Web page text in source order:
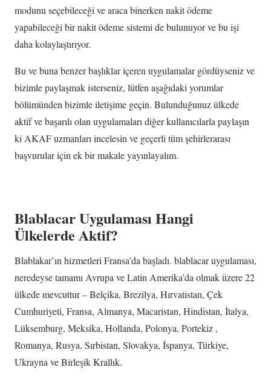
modunu seçebileceği ve araca binerken nakit ödeme
yapabileceği bir nakit ödeme sistemi de bulunuyor ve bu işi
daha kolaylaştırıyor.
Bu ve buna benzer başlıklar içeren uygulamalar gördüyseniz ve
bizimle paylaşmak isterseniz, lütfen aşağıdaki yorumlar
bölümünden bizimle iletişime geçin. Bulunduğunuz ülkede
aktif ve başarılı olan uygulamaları diğer kullanıcılarla paylaşın
ki AKAF uzmanları incelesin ve geçerli tüm şehirlerarası
başvurular için ek bir makale yayınlayalım.
Blablacar Uygulaması Hangi
Ülkelerde Aktif?
Blablakar’ın hizmetleri Fransa’da başladı. blablacar uygulaması,
neredeyse tamamı Avrupa ve Latin Amerika’da olmak üzere 22
ülkede mevcuttur – Belçika, Brezilya, Hırvatistan, Çek
Cumhuriyeti, Fransa, Almanya, Macaristan, Hindistan, İtalya,
Lüksemburg, Meksika, Hollanda, Polonya, Portekiz ,
Romanya, Rusya, Sırbistan, Slovakya, İspanya, Türkiye,
Ukrayna ve Birleşik Krallık.